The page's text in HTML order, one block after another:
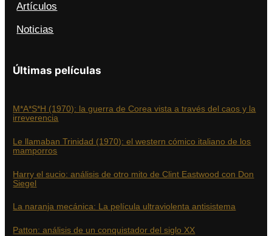
Artículos
Noticias
Últimas películas
M*A*S*H (1970): la guerra de Corea vista a través del caos y la
irreverencia
Le llamaban Trinidad (1970): el western cómico italiano de los
mamporros
Harry el sucio: análisis de otro mito de Clint Eastwood con Don
Siegel
La naranja mecánica: La película ultraviolenta antisistema
Patton: análisis de un conquistador del siglo XX